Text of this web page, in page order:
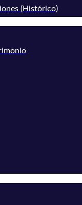
(Histórico)